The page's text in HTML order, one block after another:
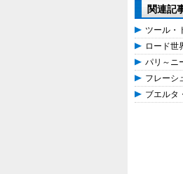
関連記
ツール・
ロード世
パリ～ニ
フレーシ
ブエルタ